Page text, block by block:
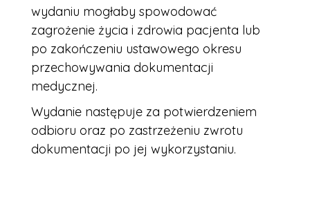
wydaniu mogłaby spowodować
zagrożenie życia i zdrowia pacjenta lub
po zakończeniu ustawowego okresu
przechowywania dokumentacji
medycznej.
Wydanie następuje za potwierdzeniem
odbioru oraz po zastrzeżeniu zwrotu
dokumentacji po jej wykorzystaniu.